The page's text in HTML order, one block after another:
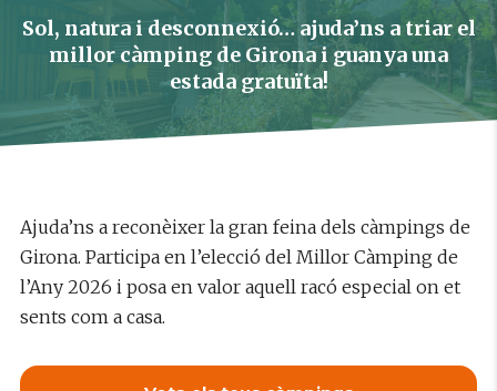
Sol, natura i desconnexió… ajuda’ns a triar el
millor càmping de Girona i guanya una
estada gratuïta!
Ajuda’ns a reconèixer la gran feina dels càmpings de
Girona. Participa en l’elecció del Millor Càmping de
l’Any 2026 i posa en valor aquell racó especial on et
sents com a casa.